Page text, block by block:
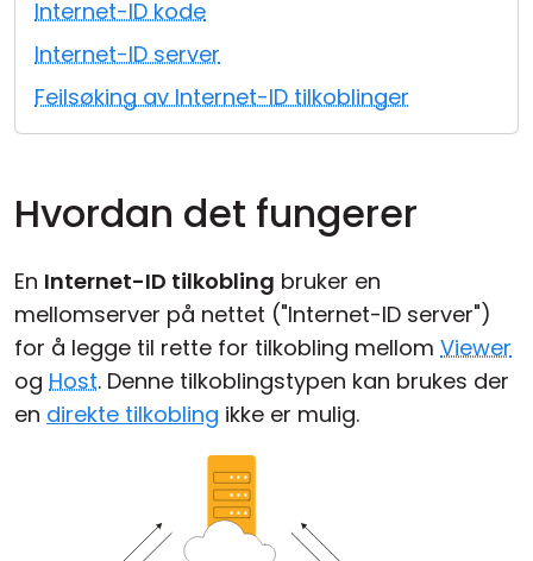
Internet-ID kode
Internet-ID server
Feilsøking av Internet-ID tilkoblinger
Hvordan det fungerer
En Internet-ID tilkobling bruker en
mellomserver på nettet ("Internet-ID server")
for å legge til rette for tilkobling mellom Viewer
og Host. Denne tilkoblingstypen kan brukes der
en direkte tilkobling ikke er mulig.
Sky- og lokal installasjon